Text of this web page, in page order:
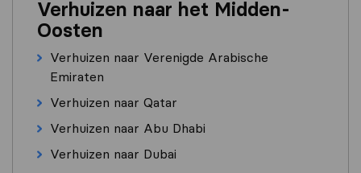
Verhuizen naar het Midden-
Oosten
Verhuizen naar Verenigde Arabische
Emiraten
Verhuizen naar Qatar
Verhuizen naar Abu Dhabi
Verhuizen naar Dubai